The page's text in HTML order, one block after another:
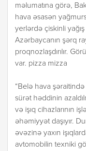
məlumatına görə,
hava əsasən
yerlərdə çiskinli
Azərbaycanın şərq
proqnozlaşdırılır.
var. pizza mizza
“Belə hava şəraitində
sürət həddinin
və işıq cihazlarının
əhəmiyyət daşıyır.
əvəzinə yaxın
avtomobilin texniki